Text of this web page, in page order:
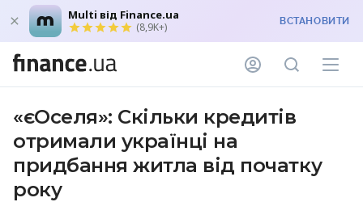
Multi від Finance.ua
(8,9K+) ВСТАНОВИТИ
«єОселя»: Скільки кредитів
отримали українці на
придбання житла від початку
року